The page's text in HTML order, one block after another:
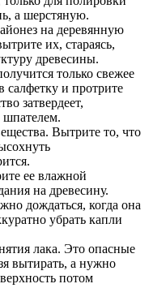
а шерстяную.
на деревянную
их, стараясь,
древесины.
только свежее
салфетку и протрите
затвердеет,
шпателем.
Вытрите то, что
ее влажной
на древесину.
дождаться, когда она
убрать капли
лака. Это опасные
вытирать, а нужно
потом